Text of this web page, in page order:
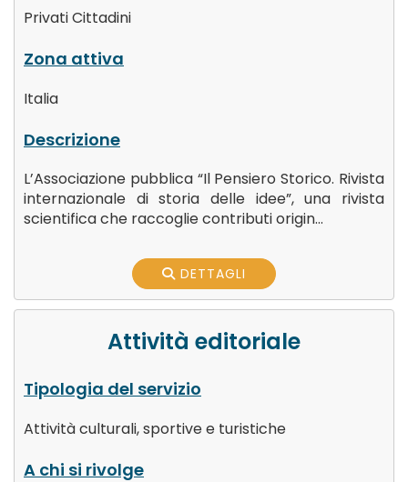
Privati Cittadini
Zona attiva
Italia
Descrizione
L’Associazione pubblica “Il Pensiero Storico. Rivista
internazionale di storia delle idee”, una rivista
scientifica che raccoglie contributi origin...
DETTAGLI
Attività editoriale
Tipologia del servizio
Attività culturali, sportive e turistiche
A chi si rivolge